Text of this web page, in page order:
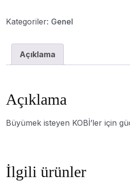
Kategoriler: Genel
Açıklama
Açıklama
Büyümek isteyen KOBİ’ler için
İlgili ürünler